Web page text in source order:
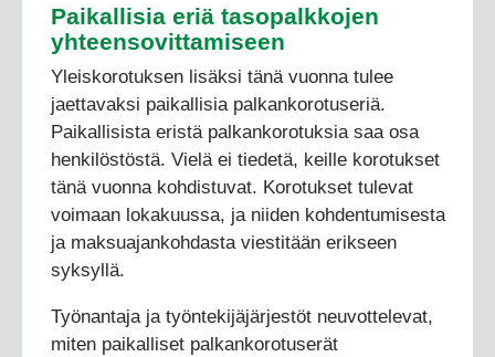
Paikallisia eriä tasopalkkojen
yhteensovittamiseen
Yleiskorotuksen lisäksi tänä vuonna tulee
jaettavaksi paikallisia palkankorotuseriä.
Paikallisista eristä palkankorotuksia saa osa
henkilöstöstä. Vielä ei tiedetä, keille korotukset
tänä vuonna kohdistuvat. Korotukset tulevat
voimaan lokakuussa, ja niiden kohdentumisesta
ja maksuajankohdasta viestitään erikseen
syksyllä.
Työnantaja ja työntekijäjärjestöt neuvottelevat,
miten paikalliset palkankorotuserät